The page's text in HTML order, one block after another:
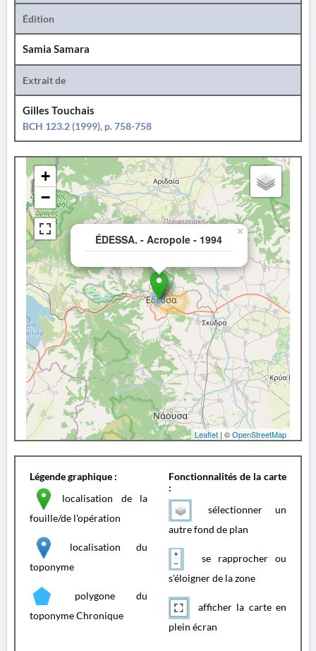
Édition
Samia Samara
Extrait de
Gilles Touchais
BCH 123.2 (1999), p. 758-758
ÉDESSA. - Acropole - 1994
×
+
−
Leaflet | ©OpenStreetMap
Légende graphique :
localisation de la
fouille/de l'opération
localisation du
toponyme
polygone du
toponyme Chronique
Fonctionnalités de la carte
:
sélectionner un
autre fond de plan
se rapprocher ou
s'éloigner de la zone
afficher la carte en
plein écran